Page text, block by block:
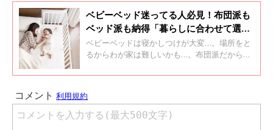
ベビーベッド迷ってる人必見！布団派も
ベッド派も納得「暮らしに合わせて選べ
る」3タイプ徹底解説！
ベビーベッドは寝かしつけが大変…。場所をと
るからわが家は難しいかも…。布団派だから使
お助けグッズになるベビーベッドがいろいろあ
かりとりたい！」「寝室でもリビングでも使い
たい！」「狭いスペースで使えるベビーベッド
がほしい」など、あなたの暮らしにあったアイ